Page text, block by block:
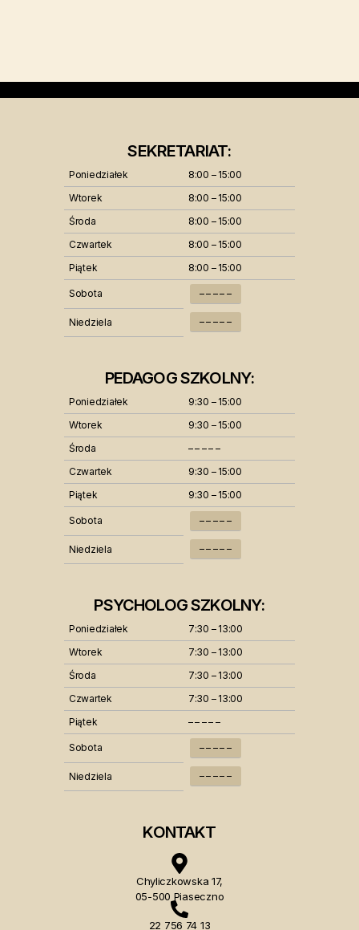
SEKRETARIAT:
Poniedziałek
8:00 – 15:00
Wtorek
8:00 – 15:00
Środa
8:00 – 15:00
Czwartek
8:00 – 15:00
Piątek
8:00 – 15:00
Sobota – – – – –
Niedziela – – – – –
PEDAGOG SZKOLNY:
Poniedziałek
9:30 – 15:00
Wtorek
9:30 – 15:00
Środa
– – – – –
Czwartek
9:30 – 15:00
Piątek
9:30 – 15:00
Sobota – – – – –
Niedziela – – – – –
PSYCHOLOG SZKOLNY:
Poniedziałek
7:30 – 13:00
Wtorek
7:30 – 13:00
Środa
7:30 – 13:00
Czwartek
7:30 – 13:00
Piątek
– – – – –
Sobota – – – – –
Niedziela – – – – –
KONTAKT
Chyliczkowska 17,
05-500 Piaseczno
22 756 74 13